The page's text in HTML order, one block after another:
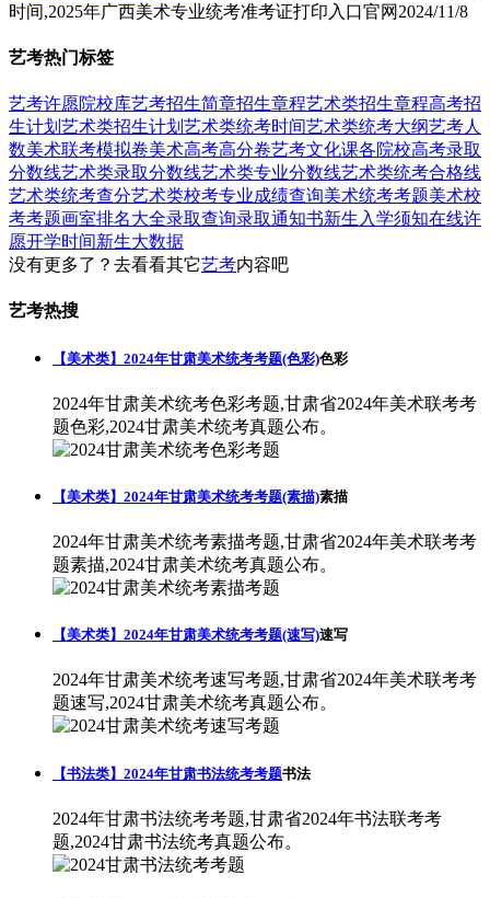
时间,2025年广西美术专业统考准考证打印入口官网 2024/11/8
艺考热门标签
艺考许愿院校库艺考招生简章招生章程艺术类招生章程高考招
生计划 艺术类招生计划 艺术类统考时间艺术类统考大纲艺考人
数美术联考模拟卷美术高考高分卷艺考文化课各院校高考录取
分数线艺术类录取分数线艺术类专业分数线艺术类统考合格线
艺术类统考查分艺术类校考专业成绩查询美术统考考题美术校
考考题画室排名大全录取查询录取通知书新生入学须知在线许
愿开学时间新生大数据
没有更多了？去看看其它艺考内容吧
艺考热搜
【美术类】2024年甘肃美术统考考题(色彩)色彩
2024年甘肃美术统考色彩考题,甘肃省2024年美术联考考
题色彩,2024甘肃美术统考真题公布。
【美术类】2024年甘肃美术统考考题(素描)素描
2024年甘肃美术统考素描考题,甘肃省2024年美术联考考
题素描,2024甘肃美术统考真题公布。
【美术类】2024年甘肃美术统考考题(速写)速写
2024年甘肃美术统考速写考题,甘肃省2024年美术联考考
题速写,2024甘肃美术统考真题公布。
【书法类】2024年甘肃书法统考考题书法
2024年甘肃书法统考考题,甘肃省2024年书法联考考
题,2024甘肃书法统考真题公布。